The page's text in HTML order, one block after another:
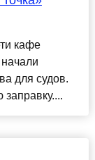
кафе
для судов.